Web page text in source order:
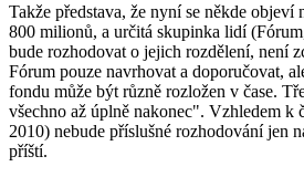
Takže představa, že nyní se někde objeví
800 milionů, a určitá skupinka lidí
bude rozhodovat o jejich rozdělení, není
Fórum pouze navrhovat a doporučovat,
fondu může být různě rozložen v čase.
všechno až úplně nakonec". Vzhledem k
2010) nebude příslušné rozhodování jen
příští.